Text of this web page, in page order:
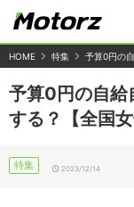
HOME 特集 予算0円の
予算0円の自給
する？【全国
特集 2023/12/14